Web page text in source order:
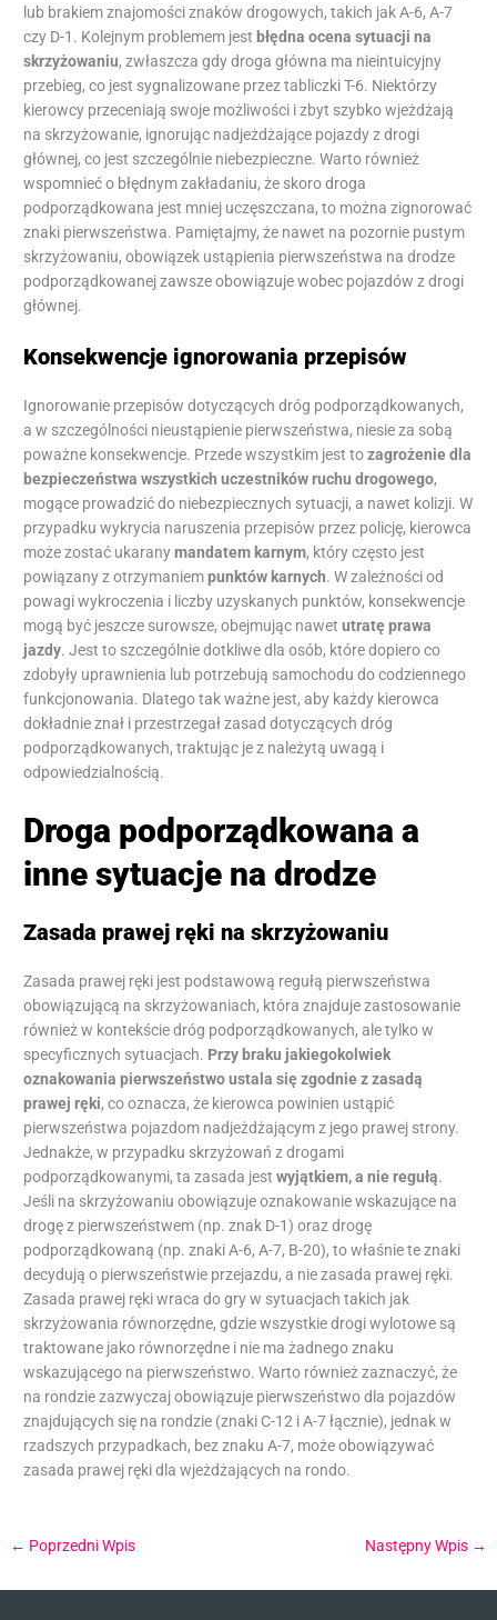
lub brakiem znajomości znaków drogowych, takich jak A-6, A-7
czy D-1. Kolejnym problemem jest błędna ocena sytuacji na
skrzyżowaniu, zwłaszcza gdy droga główna ma nieintuicyjny
przebieg, co jest sygnalizowane przez tabliczki T-6. Niektórzy
kierowcy przeceniają swoje możliwości i zbyt szybko wjeżdżają
na skrzyżowanie, ignorując nadjeżdżające pojazdy z drogi
głównej, co jest szczególnie niebezpieczne. Warto również
wspomnieć o błędnym zakładaniu, że skoro droga
podporządkowana jest mniej uczęszczana, to można zignorować
znaki pierwszeństwa. Pamiętajmy, że nawet na pozornie pustym
skrzyżowaniu, obowiązek ustąpienia pierwszeństwa na drodze
podporządkowanej zawsze obowiązuje wobec pojazdów z drogi
głównej.
Konsekwencje ignorowania przepisów
Ignorowanie przepisów dotyczących dróg podporządkowanych,
a w szczególności nieustąpienie pierwszeństwa, niesie za sobą
poważne konsekwencje. Przede wszystkim jest tozagrożenie dla
bezpieczeństwa wszystkich uczestników ruchu drogowego,
mogące prowadzić do niebezpiecznych sytuacji, a nawet kolizji. W
przypadku wykrycia naruszenia przepisów przez policję, kierowca
może zostać ukaranymandatem karnym, który często jest
powiązany z otrzymaniempunktów karnych. W zależności od
powagi wykroczenia i liczby uzyskanych punktów, konsekwencje
mogą być jeszcze surowsze, obejmując nawetutratę prawa
jazdy. Jest to szczególnie dotkliwe dla osób, które dopiero co
zdobyły uprawnienia lub potrzebują samochodu do codziennego
funkcjonowania. Dlatego tak ważne jest, aby każdy kierowca
dokładnie znał i przestrzegał zasad dotyczących dróg
podporządkowanych, traktując je z należytą uwagą i
odpowiedzialnością.
Droga podporządkowana a
inne sytuacje na drodze
Zasada prawej ręki na skrzyżowaniu
Zasada prawej ręki jest podstawową regułą pierwszeństwa
obowiązującą na skrzyżowaniach, która znajduje zastosowanie
również w kontekście dróg podporządkowanych, ale tylko w
specyficznych sytuacjach. Przy braku jakiegokolwiek
oznakowania pierwszeństwo ustala się zgodnie z zasadą
prawej ręki, co oznacza, że kierowca powinien ustąpić
pierwszeństwa pojazdom nadjeżdżającym z jego prawej strony.
Jednakże, w przypadku skrzyżowań z drogami
podporządkowanymi, ta zasada jestwyjątkiem, a nie regułą.
Jeśli na skrzyżowaniu obowiązuje oznakowanie wskazujące na
drogę z pierwszeństwem (np. znak D-1) oraz drogę
podporządkowaną (np. znaki A-6, A-7, B-20), to właśnie te znaki
decydują o pierwszeństwie przejazdu, a nie zasada prawej ręki.
Zasada prawej ręki wraca do gry w sytuacjach takich jak
skrzyżowania równorzędne, gdzie wszystkie drogi wylotowe są
traktowane jako równorzędne i nie ma żadnego znaku
wskazującego na pierwszeństwo. Warto również zaznaczyć, że
na rondzie zazwyczaj obowiązuje pierwszeństwo dla pojazdów
znajdujących się na rondzie (znaki C-12 i A-7 łącznie), jednak w
rzadszych przypadkach, bez znaku A-7, może obowiązywać
zasada prawej ręki dla wjeżdżających na rondo.
← Poprzedni Wpis Następny Wpis →